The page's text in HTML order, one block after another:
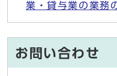
業・貸与業の業務
お問い合わせ